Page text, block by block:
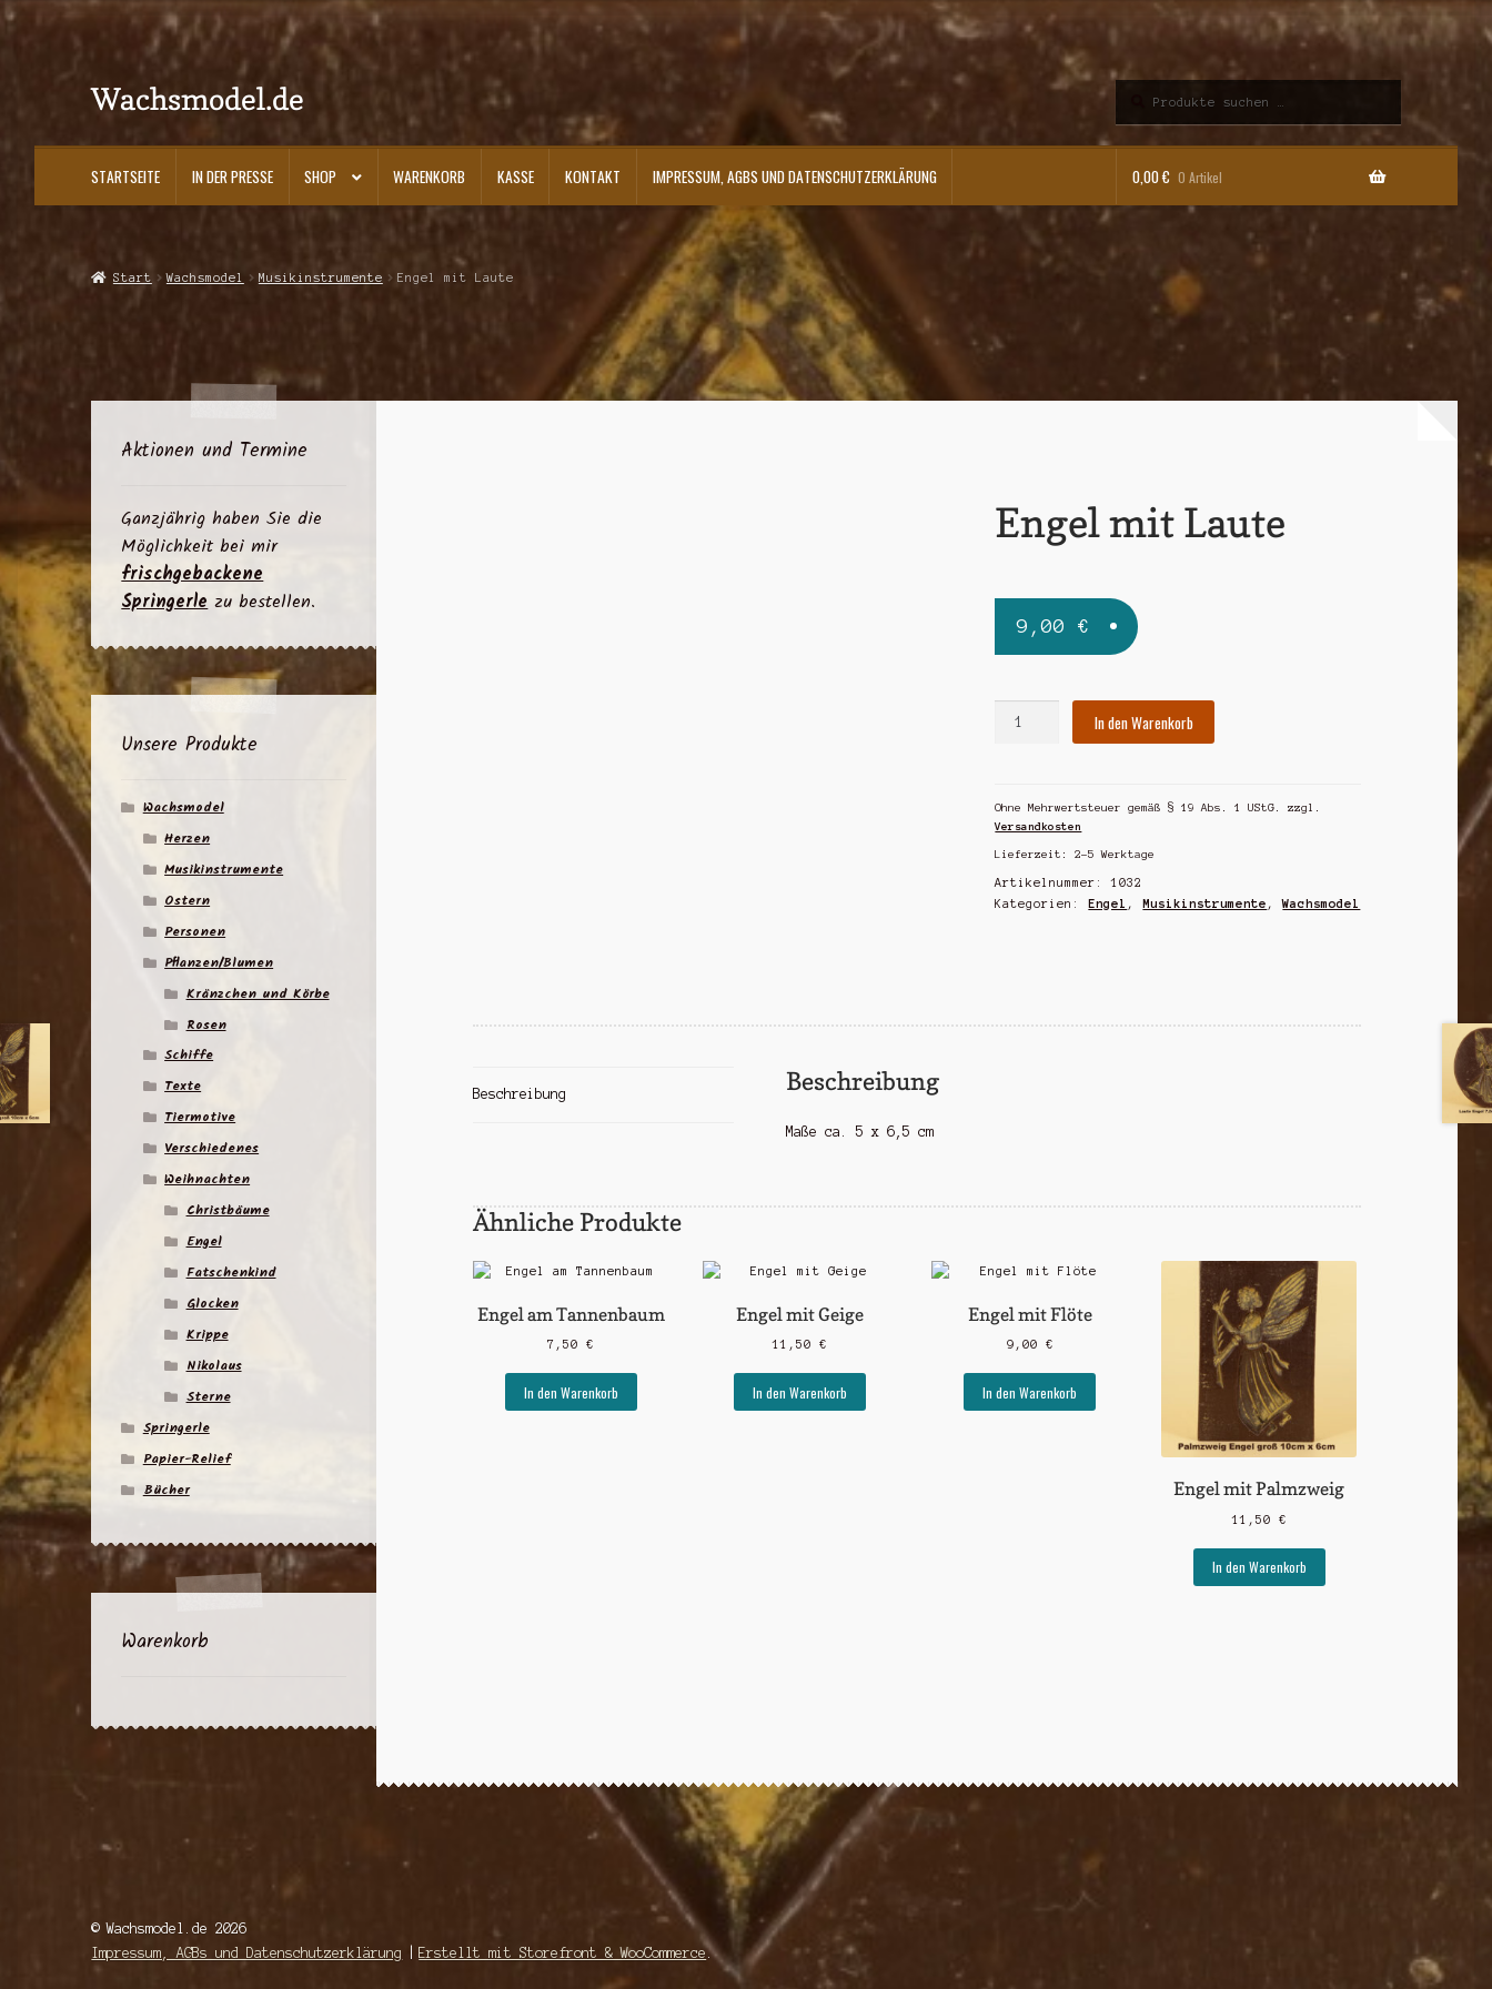
Zur
Navigation
Zum
Inhalt
Wachsmodel.de
nach:
STARTSEITE IN DER PRESSE SHOP WARENKORB KASSE KONTAKT IMPRESSUM, AGBS UND DATENSCHUTZERKLÄRUNG
Versandarten WarenkorbWiderrufsbelehrung
0,00€ 0 Artikel
Start Wachsmodel Musikinstrumente Engel mit Laute
Engel mit Laute
9,00 €
In den Warenkorb
Ohne Mehrwertsteuer gemäß § 19 Abs. 1 UStG.
zzgl.
Versandkosten
Lieferzeit:2-5 Werktage
Artikelnummer:1032
Kategorien:Engel ,Musikinstrumente ,Wachsmodel
Beschreibung Beschreibung
Maße ca. 5 x 6,5 cm
Ähnliche Produkte
Engel am Tannenbaum
7,50€
In den Warenkorb
Engel mit Geige
11,50€
In den Warenkorb
Engel mit Flöte
9,00 €
In den Warenkorb
Engel mit Palmzweig
11,50 €
In den Warenkorb
Aktionen und Termine
Ganzjährig haben Sie die
Möglichkeit bei mir
frischgebackene
Springerlezu bestellen.
Unsere Produkte
Wachsmodel
Herzen
Musikinstrumente
Ostern
Personen
Pflanzen/Blumen
Kränzchen und Körbe
Rosen
Schiffe
Texte
Tiermotive
Verschiedenes
Weihnachten
Christbäume
Engel
Fatschenkind
Glocken
Krippe
Nikolaus
Sterne
Springerle
Papier-Relief
Bücher
Warenkorb
© Wachsmodel.de 2026
Impressum, AGBs und Datenschutzerklärung
Erstellt mit Storefront & WooCommerce.